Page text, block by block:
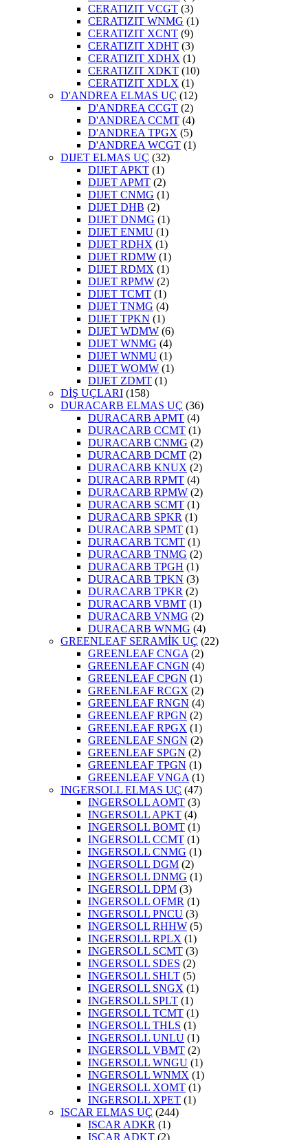
CERATIZIT VCGT (3)
CERATIZIT WNMG (1)
CERATIZIT XCNT (9)
CERATIZIT XDHT (3)
CERATIZIT XDHX (1)
CERATIZIT XDKT (10)
CERATIZIT XDLX (1)
D'ANDREA ELMAS UÇ (12)
D'ANDREA CCGT (2)
D'ANDREA CCMT (4)
D'ANDREA TPGX (5)
D'ANDREA WCGT (1)
DIJET ELMAS UÇ (32)
DIJET APKT (1)
DIJET APMT (2)
DIJET CNMG (1)
DIJET DHB (2)
DIJET DNMG (1)
DIJET ENMU (1)
DIJET RDHX (1)
DIJET RDMW (1)
DIJET RDMX (1)
DIJET RPMW (2)
DIJET TCMT (1)
DIJET TNMG (4)
DIJET TPKN (1)
DIJET WDMW (6)
DIJET WNMG (4)
DIJET WNMU (1)
DIJET WOMW (1)
DIJET ZDMT (1)
DİŞ UÇLARI (158)
DURACARB ELMAS UÇ (36)
DURACARB APMT (4)
DURACARB CCMT (1)
DURACARB CNMG (2)
DURACARB DCMT (2)
DURACARB KNUX (2)
DURACARB RPMT (4)
DURACARB RPMW (2)
DURACARB SCMT (1)
DURACARB SPKR (1)
DURACARB SPMT (1)
DURACARB TCMT (1)
DURACARB TNMG (2)
DURACARB TPGH (1)
DURACARB TPKN (3)
DURACARB TPKR (2)
DURACARB VBMT (1)
DURACARB VNMG (2)
DURACARB WNMG (4)
GREENLEAF SERAMİK UÇ (22)
GREENLEAF CNGA (2)
GREENLEAF CNGN (4)
GREENLEAF CPGN (1)
GREENLEAF RCGX (2)
GREENLEAF RNGN (4)
GREENLEAF RPGN (2)
GREENLEAF RPGX (1)
GREENLEAF SNGN (2)
GREENLEAF SPGN (2)
GREENLEAF TPGN (1)
GREENLEAF VNGA (1)
INGERSOLL ELMAS UÇ (47)
INGERSOLL AOMT (3)
INGERSOLL APKT (4)
INGERSOLL BOMT (1)
INGERSOLL CCMT (1)
INGERSOLL CNMG (1)
INGERSOLL DGM (2)
INGERSOLL DNMG (1)
INGERSOLL DPM (3)
INGERSOLL OFMR (1)
INGERSOLL PNCU (3)
INGERSOLL RHHW (5)
INGERSOLL RPLX (1)
INGERSOLL SCMT (3)
INGERSOLL SDES (2)
INGERSOLL SHLT (5)
INGERSOLL SNGX (1)
INGERSOLL SPLT (1)
INGERSOLL TCMT (1)
INGERSOLL THLS (1)
INGERSOLL UNLU (1)
INGERSOLL VBMT (2)
INGERSOLL WNGU (1)
INGERSOLL WNMX (1)
INGERSOLL XOMT (1)
INGERSOLL XPET (1)
ISCAR ELMAS UÇ (244)
ISCAR ADKR (1)
ISCAR ADKT (2)